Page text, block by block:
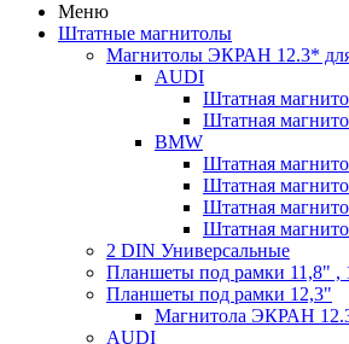
Меню
Штатные магнитолы
Магнитолы ЭКРАН 12.3*
AUDI
Штатная
Штатная
BMW
Штатная
Штатная
Штатная
Штатная
2 DIN Универсальные
Планшеты под рамки 11,8"
Планшеты под рамки 12,3"
Магнитола ЭКРАН
AUDI